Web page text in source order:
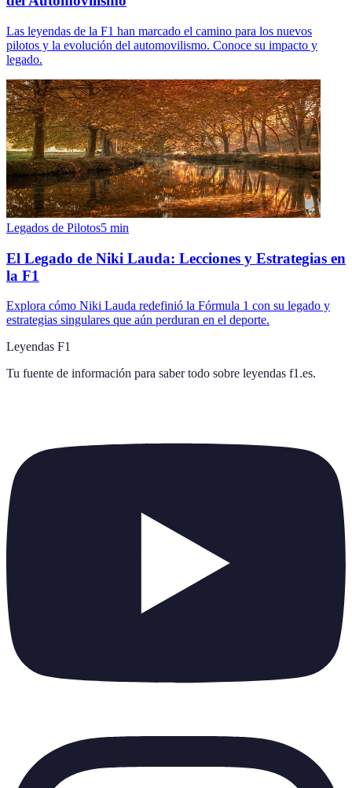
Las leyendas de la F1 han marcado el camino para los nuevos
pilotos y la evolución del automovilismo. Conoce su impacto y
legado.
Legados de Pilotos5 min
El Legado de Niki Lauda: Lecciones y Estrategias en
la F1
Explora cómo Niki Lauda redefinió la Fórmula 1 con su legado y
estrategias singulares que aún perduran en el deporte.
Leyendas F1
Tu fuente de información para saber todo sobre leyendas f1.es.